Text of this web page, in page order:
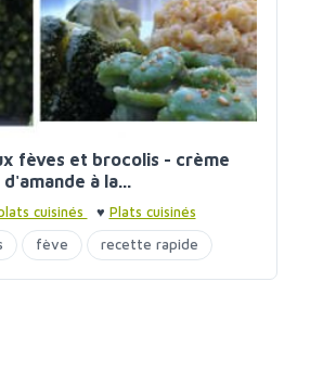
fèves et brocolis - crème
d'amande à la...
cuisinés ♥ Plats cuisinés
fève recette rapide